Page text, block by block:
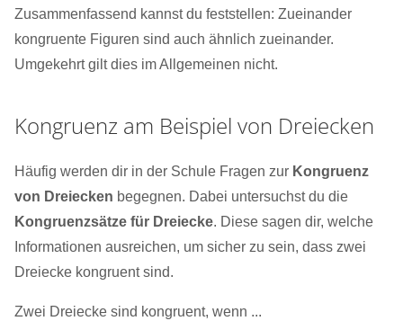
Zusammenfassend kannst du feststellen: Zueinander
kongruente Figuren sind auch ähnlich zueinander.
Umgekehrt gilt dies im Allgemeinen nicht.
Kongruenz am Beispiel von Dreiecken
Häufig werden dir in der Schule Fragen zur Kongruenz
von Dreiecken begegnen. Dabei untersuchst du die
Kongruenzsätze für Dreiecke. Diese sagen dir, welche
Informationen ausreichen, um sicher zu sein, dass zwei
Dreiecke kongruent sind.
Zwei Dreiecke sind kongruent, wenn ...